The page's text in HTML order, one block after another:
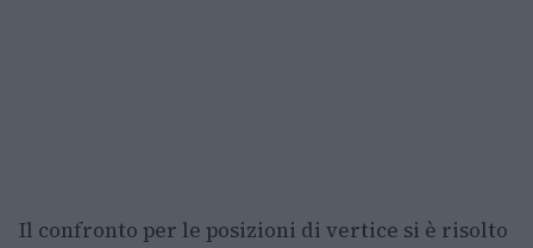
Il confronto per le posizioni di vertice si è risolto